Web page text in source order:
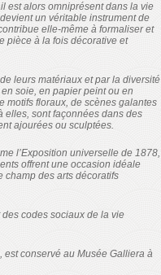
est alors omniprésent dans la vie
un véritable instrument de
elle-même à formaliser et
pièce à la fois décorative et
leurs matériaux et par la diversité
soie, en papier peint ou en
motifs floraux, de scènes galantes
elles, sont façonnées dans des
ajourées ou sculptées.
l’Exposition universelle de 1878,
offrent une occasion idéale
champ des arts décoratifs
codes sociaux de la vie
conservé au Musée Galliera à